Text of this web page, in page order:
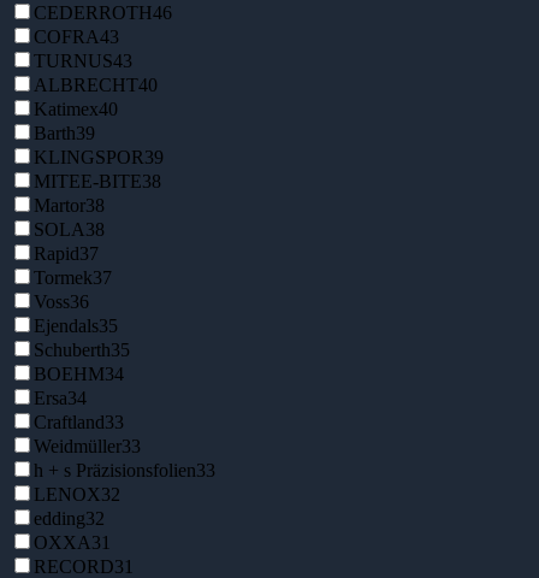
CEDERROTH46
COFRA43
TURNUS43
ALBRECHT40
Katimex40
Barth39
KLINGSPOR39
MITEE-BITE38
Martor38
SOLA38
Rapid37
Tormek37
Voss36
Ejendals35
Schuberth35
BOEHM34
Ersa34
Craftland33
Weidmüller33
h + s Präzisionsfolien33
LENOX32
edding32
OXXA31
RECORD31